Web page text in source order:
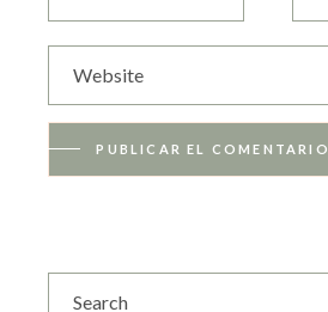
PUBLICAR EL COMENTARIO
Search
for: